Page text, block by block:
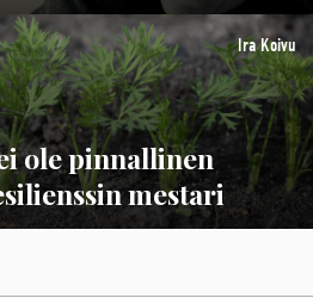
Ira Koivu
ole pinnallinen
mestari